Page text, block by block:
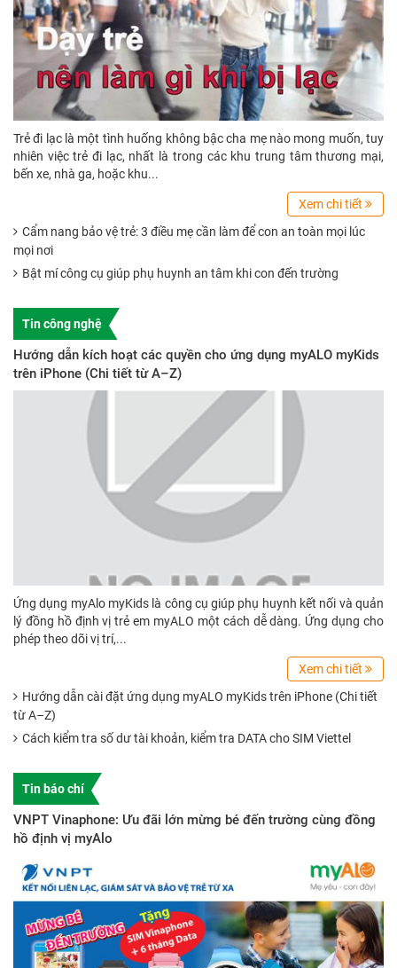
Trẻ đi lạc là một tình huống không bậc cha mẹ nào mong muốn, tuy
nhiên việc trẻ đi lạc, nhất là trong các khu trung tâm thương mại,
bến xe, nhà ga, hoặc khu...
Xem chi tiết
Cẩm nang bảo vệ trẻ: 3 điều mẹ cần làm để con an toàn mọi lúc
mọi nơi
Bật mí công cụ giúp phụ huynh an tâm khi con đến trường
Tin công nghệ
Hướng dẫn kích hoạt các quyền cho ứng dụng myALO myKids
trên iPhone (Chi tiết từ A–Z)
Ứng dụng myAlo myKids là công cụ giúp phụ huynh kết nối và quản
lý đồng hồ định vị trẻ em myALO một cách dễ dàng. Ứng dụng cho
phép theo dõi vị trí,...
Xem chi tiết
Hướng dẫn cài đặt ứng dụng myALO myKids trên iPhone (Chi tiết
từ A–Z)
Cách kiểm tra số dư tài khoản, kiểm tra DATA cho SIM Viettel
Tin báo chí
VNPT Vinaphone: Ưu đãi lớn mừng bé đến trường cùng đồng
hồ định vị myAlo